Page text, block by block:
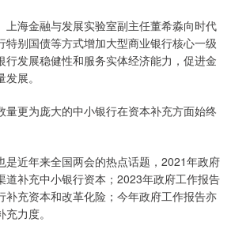
海金融与发展实验室副主任董希淼向时代
特别国债等方式增加大型商业银行核心一级
行发展稳健性和服务实体经济能力，促进金
展。
更为庞大的中小银行在资本补充方面始终
近年来全国两会的热点话题，2021年政府
道补充中小银行资本；2023年政府工作报告
补充资本和改革化险；今年政府工作报告亦
力度。